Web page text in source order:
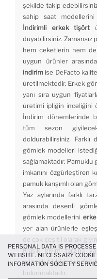
şekilde takip
sahip saat modellerini
İndirimli erkek tişört
duyabilirsiniz. Zamansız
hem ceketlerin hem
uygun ürünler
indirim ise DeFacto
üretilmektedir. Erkek
yanı sıra uygun
üretimi ipliğin inceliğini
İndirim dönemlerinde
tüm sezon
doldurabilirsiniz.
gömlek modelleri
sağlamaktadır. Pamuklu
imkanını özgürleştiren
pamuk karışımlı olan
Yaz aylarında farklı
arasında desenli
gömlek modellerini
yer alan ürünlerle
de çok çeşitli olarak
Klasik giyim tarzına
edecek birbirinden
bulunmaktadır.
PERSONAL DATA IS
WEBSITE. NECESSARY
INFORMATION SOCIETY
PARTY COOKIES ARE USED,